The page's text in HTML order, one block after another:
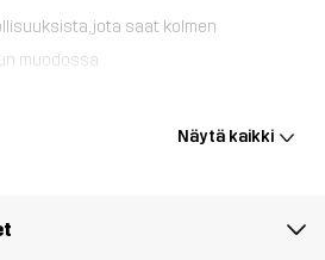
jota saat kolmen
muodossa
ulkoiluun ja leudon sään
kolme vetoketjullista taskua
Näytä kaikki